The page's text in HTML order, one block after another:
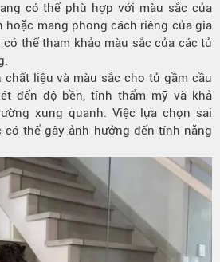
có thể phù hợp với màu sắc của
hoặc mang phong cách riêng của gia
thể tham khảo màu sắc của các tủ
liệu và màu sắc cho tủ gầm cầu
đến độ bền, tính thẩm mỹ và khả
xung quanh. Việc lựa chọn sai
có thể gây ảnh hưởng đến tính năng